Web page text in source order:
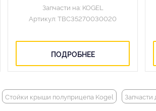
Запчасти на: KOGEL
Артикул: TBC35270030020
ПОДРОБНЕЕ
Стойки крыши полуприцепа Kogel